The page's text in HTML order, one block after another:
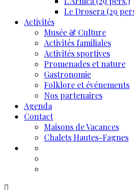
Le Drosera (29
Activités
Musée & Culture
Activités familiales
Activités sportives
Promenades et nature
Gastronomie
Folklore et événements
Nos partenaires
Agenda
Contact
Maisons de Vacances
Chalets Hautes-Fagnes